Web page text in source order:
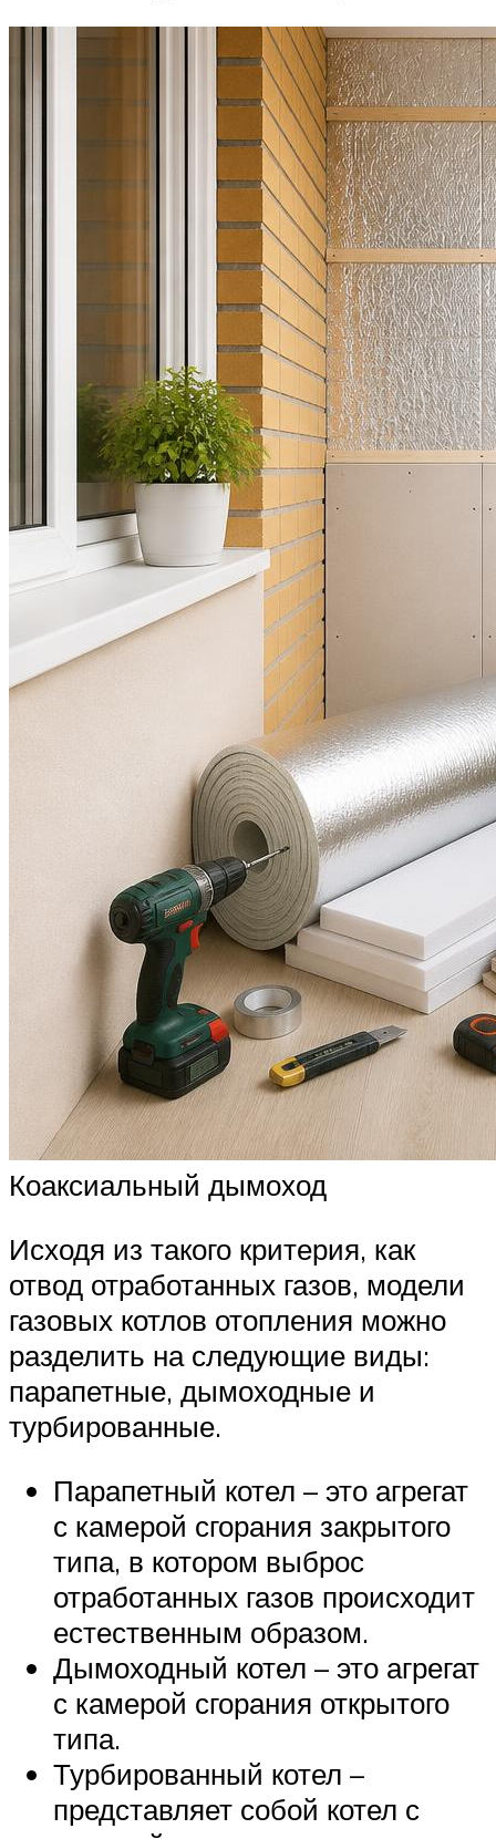
Коаксиальный дымоход
Исходя из такого критерия, как
отвод отработанных газов, модели
газовых котлов отопления можно
разделить на следующие виды:
парапетные, дымоходные и
турбированные.
Парапетный котел – это агрегат
с камерой сгорания закрытого
типа, в котором выброс
отработанных газов происходит
естественным образом.
Дымоходный котел – это агрегат
с камерой сгорания открытого
типа.
Турбированный котел –
представляет собой котел с